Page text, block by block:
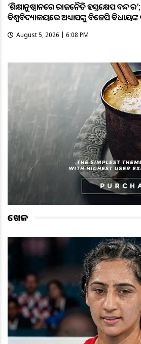
‘ଶିକ୍ଷାନୁଷ୍ଠାନରେ ରାଜନୈତିକ ହସ୍ତକ୍ଷେପ ବନ୍ଦ
ବିଶ୍ୱବିଦ୍ୟାଳୟରେ ଅଧ୍ୟାପକଙ୍କୁ ବିଜେପି
August 5, 2026 | 6:08 PM
ଖେଳ